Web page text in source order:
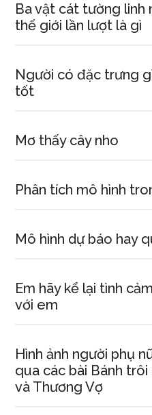
Ba vật cát tường linh
thế giới lần lượt là gì
Người có đặc trưng
tốt
Mơ thấy cây nho
Phân tích mô hình
Mô hình dự báo hay
Em hãy kể lại tình
với em
Hình ảnh người phụ
qua các bài Bánh trôi
và Thương Vợ